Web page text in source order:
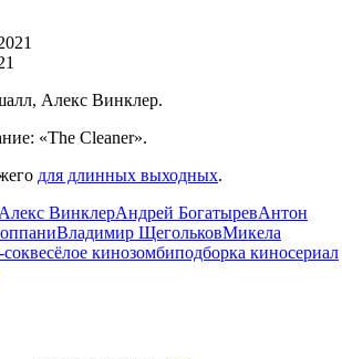
Алекс Винклер.
«The Cleaner».
для длинных выходных.
Алекс ВинклерАндрей БогатыревАнтон
Владимир ЩегольковМикела
весёлое кинозомбиподборка киносериал